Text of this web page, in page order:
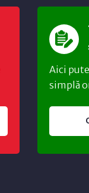
Aici
simplă